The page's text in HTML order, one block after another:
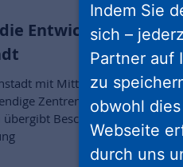
Entwicklung
mit Mitteln aus dem
Zentren /
Bescheid an
Indem Sie
sich –
Partner auf
zu
obwohl
Webseite
durch uns